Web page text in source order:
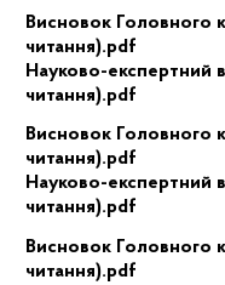
Висновок Головного
читання).pdf
Науково-експертний
читання).pdf
Висновок Головного
читання).pdf
Науково-експертний
читання).pdf
Висновок Головного
читання).pdf